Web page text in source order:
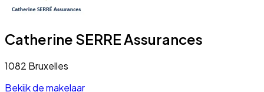
Catherine SERRE Assurances
1082 Bruxelles
Bekijk de makelaar